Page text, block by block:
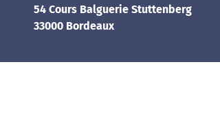
54 Cours Balguerie Stuttenberg
33000 Bordeaux